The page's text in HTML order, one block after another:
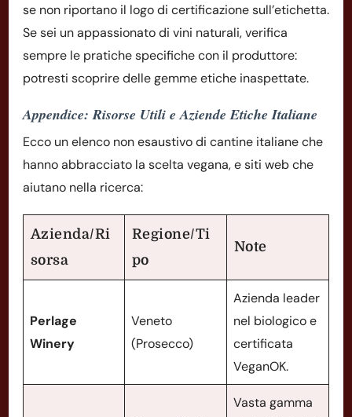
se non riportano il logo di certificazione sull’etichetta.
Se sei un appassionato di vini naturali, verifica
sempre le pratiche specifiche con il produttore:
potresti scoprire delle gemme etiche inaspettate.
Appendice: Risorse Utili e Aziende Etiche Italiane
Ecco un elenco non esaustivo di cantine italiane che
hanno abbracciato la scelta vegana, e siti web che
aiutano nella ricerca:
Azienda/Ri
sorsa
Regione/Ti
po
Note
Perlage
Winery
Veneto
(Prosecco)
Azienda leader
nel biologico e
certificata
VeganOK.
Vasta gamma